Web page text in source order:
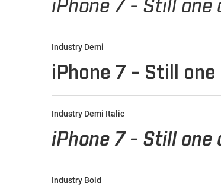
Industry Demi
Industry Demi Italic
Industry Bold